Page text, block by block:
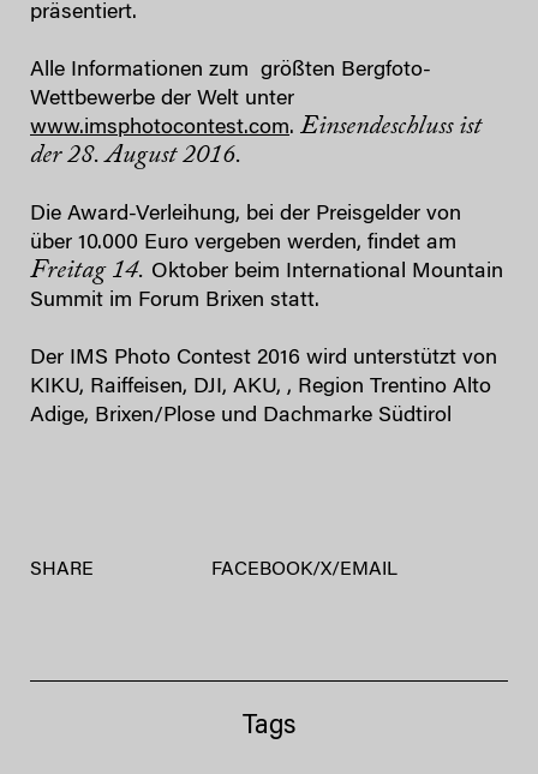
präsentiert.
Alle Informationen zum größten Bergfoto-
Wettbewerbe der Welt unter
www.imsphotocontest.com. Einsendeschluss ist
der 28. August 2016.
Die Award-Verleihung, bei der Preisgelder von
über 10.000 Euro vergeben werden, findet am
Freitag 14. Oktober beim International Mountain
Summit im Forum Brixen statt.
Der IMS Photo Contest 2016 wird unterstützt von
KIKU, Raiffeisen, DJI, AKU, , Region Trentino Alto
Adige, Brixen/Plose und Dachmarke Südtirol
SHARE FACEBOOK/X/ EMAIL
Tags